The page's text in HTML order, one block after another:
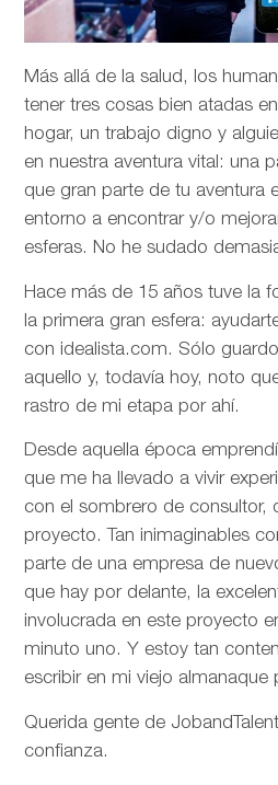
Más allá de la salud, los
tener tres cosas bien atadas
hogar, un trabajo digno y
en nuestra aventura vital: una
que gran parte de tu aventura
entorno a encontrar y/o
esferas. No he sudado
Hace más de 15 años tuve la
la primera gran esfera:
con idealista.com. Sólo
aquello y, todavía hoy, noto
rastro de mi etapa por ahí.
Desde aquella época
que me ha llevado a vivir
con el sombrero de consultor,
proyecto. Tan inimaginables
parte de una empresa de
que hay por delante, la
involucrada en este proyecto
minuto uno. Y estoy tan
escribir en mi viejo almanaque
Querida gente de
confianza.